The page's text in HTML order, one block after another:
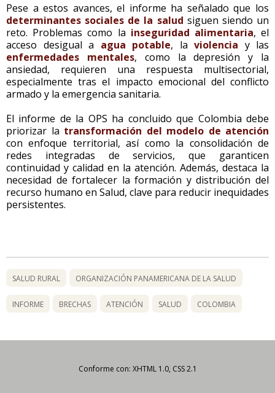
Pese a estos avances, el informe ha señalado que los
determinantes sociales de la salud siguen siendo un
reto. Problemas como la inseguridad alimentaria, el
acceso desigual a agua potable, la violencia y las
enfermedades mentales, como la depresión y la
ansiedad, requieren una respuesta multisectorial,
especialmente tras el impacto emocional del conflicto
armado y la emergencia sanitaria.
El informe de la OPS ha concluido que Colombia debe
priorizar la transformación del modelo de atención
con enfoque territorial, así como la consolidación de
redes integradas de servicios, que garanticen
continuidad y calidad en la atención. Además, destaca la
necesidad de fortalecer la formación y distribución del
recurso humano en Salud, clave para reducir inequidades
persistentes.
SALUD RURAL ORGANIZACIÓN PANAMERICANA DE LA SALUD
INFORME BRECHAS ATENCIÓN SALUD COLOMBIA
Conforme con: XHTML 1.0, CSS 2.1